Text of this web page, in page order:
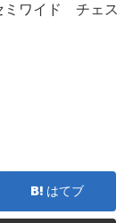
ミワイド チェス
はてブ